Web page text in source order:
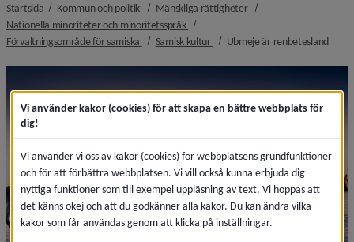
Startsida Kommun och politik nivå i brödsmulenavigeringen
Mänskliga rättigheter nivå i
Nationella minoriteter och minoritetsspråk nivå i brödsmulenavigeringen
Förvaltningsområde för samiska
nivå i brödsmulenavigeringen
Samisk kultur nivå i brödsmulenavigeringen
Ubmeje är renbeteslandnivå i
Vi använder kakor (cookies) för att skapa en bättre webbplats för
dig!
Vi använder vi oss av kakor (cookies) för webbplatsens grundfunktioner
och för att förbättra webbplatsen. Vi vill också kunna erbjuda dig
nyttiga funktioner som till exempel uppläsning av text. Vi hoppas att
det känns okej och att du godkänner alla kakor. Du kan ändra vilka
kakor som får användas genom att klicka på inställningar.